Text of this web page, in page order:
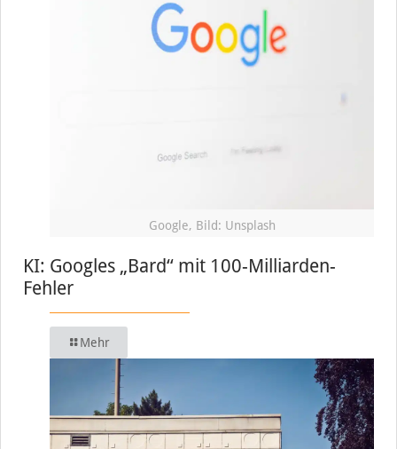
Google, Bild: Unsplash
KI: Googles „Bard“ mit 100-Milliarden-
Fehler
Mehr